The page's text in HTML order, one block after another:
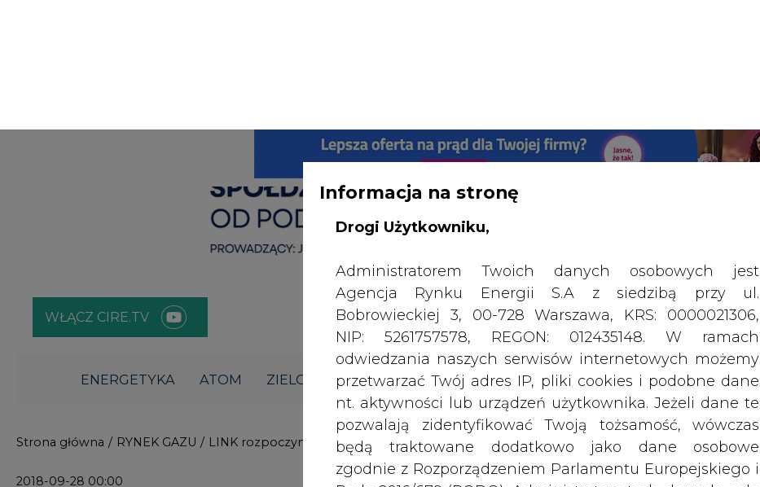
ATOM ZIELONA GOSPODARKA
Administratorem Twoich danych osobowych jest
Agencja Rynku Energii S.A z siedzibą przy ul.
Bobrowieckiej 3, 00-728 Warszawa, KRS: 0000021306,
NIP: 5261757578, REGON: 012435148. W ramach
odwiedzania naszych serwisów internetowych możemy
nt. aktywności lub urządzeń użytkownika. Jeżeli dane te
pozwalają zidentyfikować Twoją tożsamość, wówczas
będą traktowane dodatkowo jako dane osobowe
zgodnie z Rozporządzeniem Parlamentu Europejskiego i
Rady 2016/679 (RODO). Administratora tych danych, cele
i podstawy przetwarzania oraz inne informacje
wymagane przez RODO znajdziesz w Polityce
Prywatności podtym linkiem.
Jeżeli korzystasz także z innych usług dostępnych za
Strona główna / RYNEK GAZU LINK rozpoczyna testy Iveco Stralis Natural Power 460 zasilanego LNG
drukuj skomentuj udostępnij